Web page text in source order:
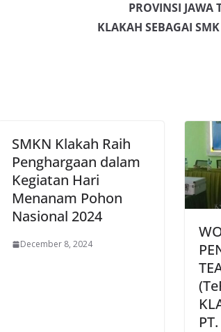
PROVINSI JAWA
KLAKAH SEBAGAI
SMKN Klakah Raih
Penghargaan dalam
Kegiatan Hari
Menanam Pohon
Nasional 2024
December 8, 2024